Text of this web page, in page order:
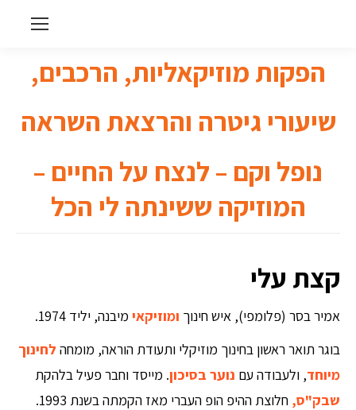
הפקות מוזיקאליות, הרכבים,
שיעורי גיטרה והרצאת השראה
נופל וקם – לנצח על החיים –
המוזיקה ששינתה לי הכל
קצת עלי
אמיר בסר (פלומפי), איש חינוך ומוזיקאי מיבנה, יליד 1974.
בוגר תואר ראשון בחינוך מוזיקלי ותעודת הוראה, מומחה לחינוך
מיוחד, ולעבודה עם נוער בסיכון. מייסד וחבר פעיל בלהקת
שבק"ס,
חלוצת ההיפ הופ העברי מאז הקמתה בשנת 1993.